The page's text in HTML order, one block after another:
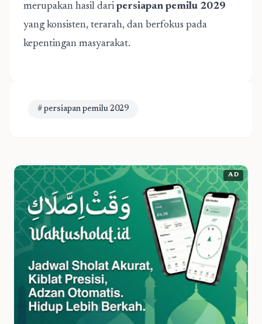
merupakan hasil dari persiapan pemilu 2029
yang konsisten, terarah, dan berfokus pada
kepentingan masyarakat.
# persiapan pemilu 2029
AD